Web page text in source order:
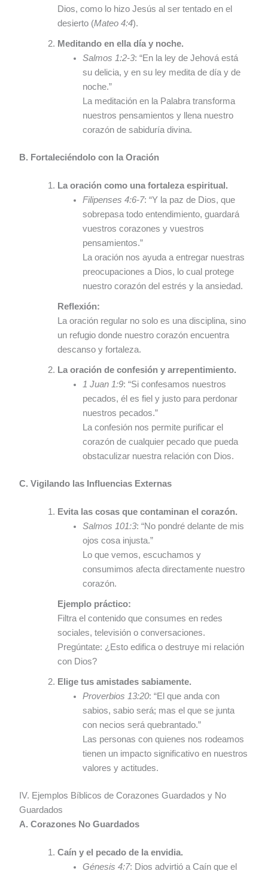
Dios, como lo hizo Jesús al ser tentado en el
desierto (Mateo 4:4).
Meditando en ella día y noche.
Salmos 1:2-3: “En la ley de Jehová está
su delicia, y en su ley medita de día y de
noche.”
La meditación en la Palabra transforma
nuestros pensamientos y llena nuestro
corazón de sabiduría divina.
B. Fortaleciéndolo con la Oración
La oración como una fortaleza espiritual.
Filipenses 4:6-7: “Y la paz de Dios, que
sobrepasa todo entendimiento, guardará
vuestros corazones y vuestros
pensamientos.”
La oración nos ayuda a entregar nuestras
preocupaciones a Dios, lo cual protege
nuestro corazón del estrés y la ansiedad.
Reflexión:
La oración regular no solo es una disciplina, sino
un refugio donde nuestro corazón encuentra
descanso y fortaleza.
La oración de confesión y arrepentimiento.
1 Juan 1:9: “Si confesamos nuestros
pecados, él es fiel y justo para perdonar
nuestros pecados.”
La confesión nos permite purificar el
corazón de cualquier pecado que pueda
obstaculizar nuestra relación con Dios.
C. Vigilando las Influencias Externas
Evita las cosas que contaminan el corazón.
Salmos 101:3: “No pondré delante de mis
ojos cosa injusta.”
Lo que vemos, escuchamos y
consumimos afecta directamente nuestro
corazón.
Ejemplo práctico:
Filtra el contenido que consumes en redes
sociales, televisión o conversaciones.
Pregúntate: ¿Esto edifica o destruye mi relación
con Dios?
Elige tus amistades sabiamente.
Proverbios 13:20: “El que anda con
sabios, sabio será; mas el que se junta
con necios será quebrantado.”
Las personas con quienes nos rodeamos
tienen un impacto significativo en nuestros
valores y actitudes.
IV. Ejemplos Bíblicos de Corazones Guardados y No
Guardados
A. Corazones No Guardados
Caín y el pecado de la envidia.
Génesis 4:7: Dios advirtió a Caín que el